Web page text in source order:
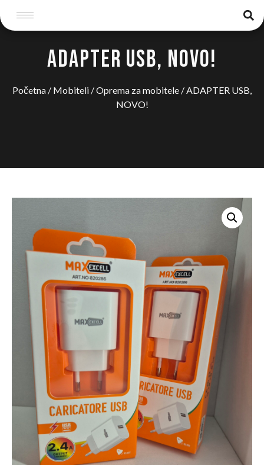
ADAPTER USB, NOVO!
Početna / Mobiteli /Oprema za mobitele / ADAPTER USB,
NOVO!